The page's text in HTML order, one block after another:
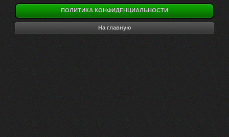
ПОЛИТИКА КОНФИДЕНЦИАЛЬНОСТИ
На главную